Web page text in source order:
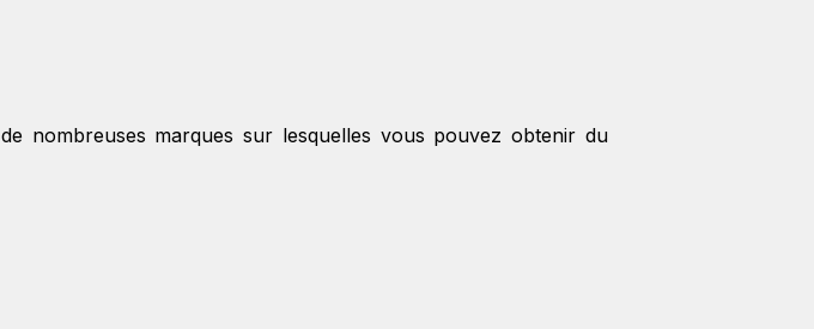
nombreuses marques sur lesquelles vous pouvez obtenir du